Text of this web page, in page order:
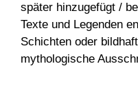
später hinzugefügt /
Texte und Legenden
Schichten oder
mythologische